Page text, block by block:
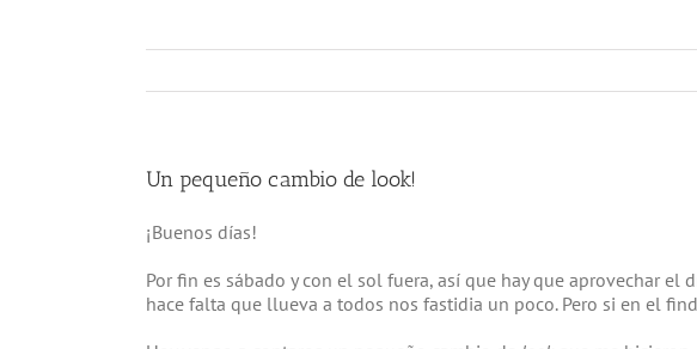
Un pequeño cambio de look!
¡Buenos días!
Por fin es sábado y con el sol fuera, así que hay que aprovechar
hace falta que llueva a todos nos fastidia un poco. Pero si en el